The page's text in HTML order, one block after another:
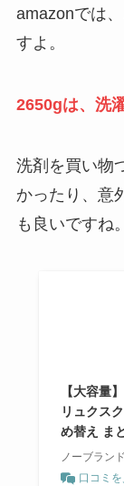
amazonでは
すよ。
2650gは、洗
洗剤を買い物
かったり、意
も良いですね。
【大容量
リュクス
め替え ま
ノーブラン
口コミ